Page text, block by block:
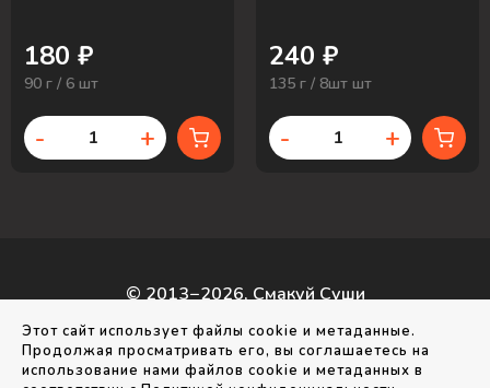
180 ₽
90 г / 6 шт
- +
240 ₽
135 г / 8шт шт
- +
© 2013−2026, Смакуй Суши
г. Раменское, ул. Бронницкая, д. 19а
г. Раменское, ул. Лучистая, д. 9
Этот сайт использует файлы cookie и метаданные.
Продолжая просматривать его, вы соглашаетесь на
использование нами файлов cookie и метаданных в